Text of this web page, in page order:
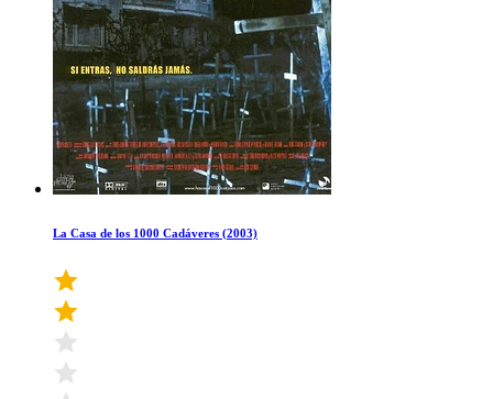
La Casa de los 1000 Cadáveres (2003)